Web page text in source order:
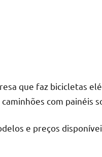
que faz bicicletas
com painéis
e preços